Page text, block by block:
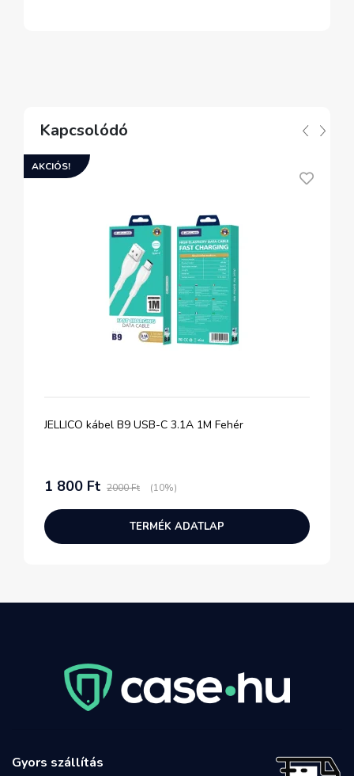
Kapcsolódó
AKCIÓS!
JELLICO kábel B9 USB-C 3.1A 1M Fehér
1 800 Ft 2000 Ft (10%)
TERMÉK ADATLAP
Gyors szállítás